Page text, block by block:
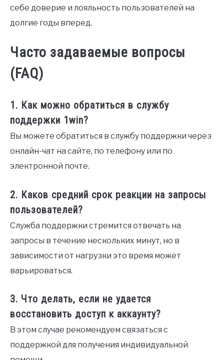
себе доверие и лояльность пользователей на
долгие годы вперед.
Часто задаваемые вопросы
(FAQ)
1. Как можно обратиться в службу
поддержки 1win?
Вы можете обратиться в службу поддержки через
онлайн-чат на сайте, по телефону или по
электронной почте.
2. Каков средний срок реакции на запросы
пользователей?
Служба поддержки стремится отвечать на
запросы в течение нескольких минут, но в
зависимости от нагрузки это время может
варьироваться.
3. Что делать, если не удается
восстановить доступ к аккаунту?
В этом случае рекомендуем связаться с
поддержкой для получения индивидуальной